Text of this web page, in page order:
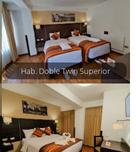
Hab. Doble Twin Superior